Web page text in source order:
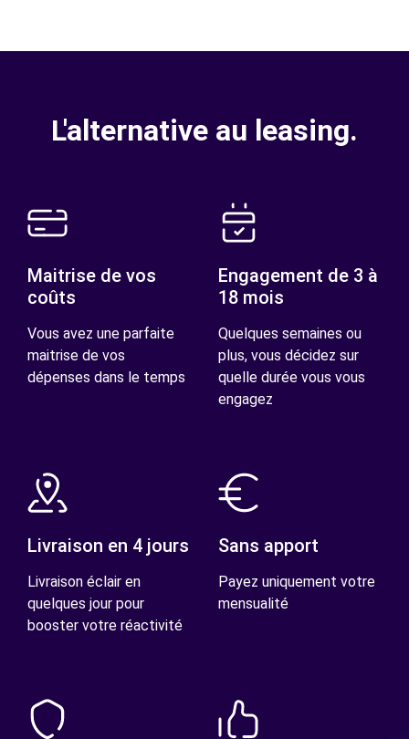
L'alternative au leasing.
Maitrise de vos
coûts
Vous avez une parfaite
maitrise de vos
dépenses dans le temps
Engagement de 3 à
18 mois
Quelques semaines ou
plus, vous décidez sur
quelle durée vous vous
engagez
Livraison en 4 jours
Livraison éclair en
quelques jour pour
booster votre réactivité
Sans apport
Payez uniquement votre
mensualité